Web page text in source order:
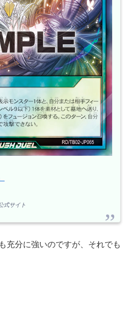
式サイト
充分に強いのですが、それでも